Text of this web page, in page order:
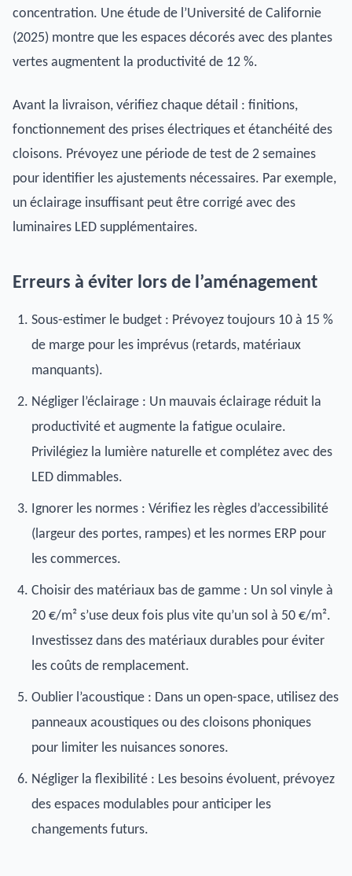
concentration. Une étude de l’Université de Californie
(2025) montre que les espaces décorés avec des plantes
vertes augmentent la productivité de 12 %.
Avant la livraison, vérifiez chaque détail : finitions,
fonctionnement des prises électriques et étanchéité des
cloisons. Prévoyez une période de test de 2 semaines
pour identifier les ajustements nécessaires. Par exemple,
un éclairage insuffisant peut être corrigé avec des
luminaires LED supplémentaires.
Erreurs à éviter lors de l’aménagement
Sous-estimer le budget : Prévoyez toujours 10 à 15 %
de marge pour les imprévus (retards, matériaux
manquants).
Négliger l’éclairage : Un mauvais éclairage réduit la
productivité et augmente la fatigue oculaire.
Privilégiez la lumière naturelle et complétez avec des
LED dimmables.
Ignorer les normes : Vérifiez les règles d’accessibilité
(largeur des portes, rampes) et les normes ERP pour
les commerces.
Choisir des matériaux bas de gamme : Un sol vinyle à
20 €/m² s’use deux fois plus vite qu’un sol à 50 €/m².
Investissez dans des matériaux durables pour éviter
les coûts de remplacement.
Oublier l’acoustique : Dans un open-space, utilisez des
panneaux acoustiques ou des cloisons phoniques
pour limiter les nuisances sonores.
Négliger la flexibilité : Les besoins évoluent, prévoyez
des espaces modulables pour anticiper les
changements futurs.